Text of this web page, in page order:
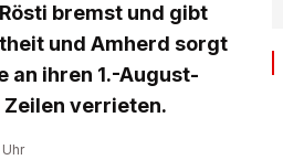
bremst und gibt
und Amherd sorgt
an ihren 1.-August-
Zeilen verrieten.